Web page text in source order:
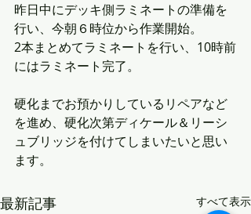
昨日中にデッキ側ラミネートの準備を
行い、今朝６時位から作業開始。
2本まとめてラミネートを行い、10時前
にはラミネート完了。
硬化までお預かりしているリペアなど
を進め、硬化次第ディケール＆リーシ
ュブリッジを付けてしまいたいと思い
ます。
最新記事 すべて表示